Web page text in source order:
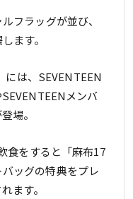
フラッグが並び、
ます。
には、SEVENTEEN
メンバ
場。
食をすると「麻布17
ッグの特典をプレ
ます。